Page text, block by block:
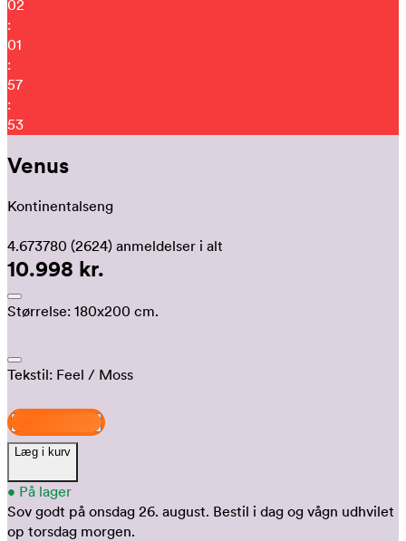
02
:
01
:
57
:
45
Venus
Kontinentalseng
4.673780 (2624) anmeldelser i alt
10.998 kr.
Størrelse: 180x200 cm.
Tekstil: Feel / Moss
Læg i kurv
• På lager
Sov godt på onsdag 26. august. Bestil i dag og vågn udhvilet
op torsdag morgen.